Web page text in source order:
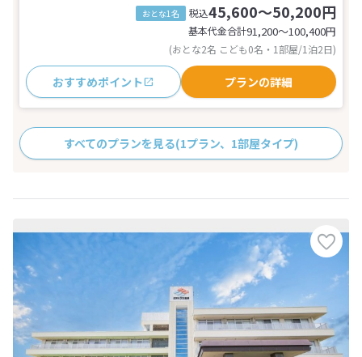
おとな1名 税込45,600～50,200円
基本代金合計91,200〜100,400円
(おとな2名 こども0名・1部屋/1泊2日)
おすすめポイント プランの詳細
すべてのプランを見る(1プラン、1部屋タイプ)